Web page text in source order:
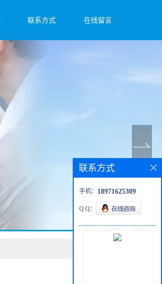
联系方式 在线留言
联系方式
手机： 18971625309
Q Q：